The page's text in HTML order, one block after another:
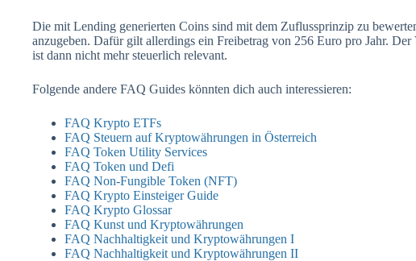
Die mit Lending generierten Coins sind mit dem Zuflussprinzip zu
anzugeben. Dafür gilt allerdings ein Freibetrag von 256 Euro pro Jahr. Der
ist dann nicht mehr steuerlich relevant.
Folgende andere FAQ Guides könnten dich auch interessieren:
FAQ Krypto ETFs
FAQ Steuern auf Kryptowährungen in Österreich
FAQ Token Utility Services
FAQ Token und Defi
FAQ Non-Fungible Token (NFT)
FAQ Krypto Einsteiger Guide
FAQ Krypto Glossar
FAQ Kunst und Kryptowährungen
FAQ Nachhaltigkeit und Kryptowährungen I
FAQ Nachhaltigkeit und Kryptowährungen II